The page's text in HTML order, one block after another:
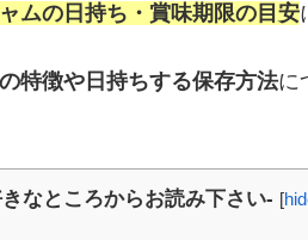
ムの日持ち・賞味期限の目安
特徴や日持ちする保存方法に
なところからお読み下さい- [